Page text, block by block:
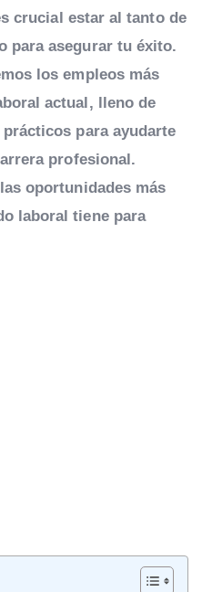
crucial estar al tanto de
para asegurar tu éxito.
los empleos más
actual, lleno de
para ayudarte
profesional.
oportunidades más
laboral tiene para